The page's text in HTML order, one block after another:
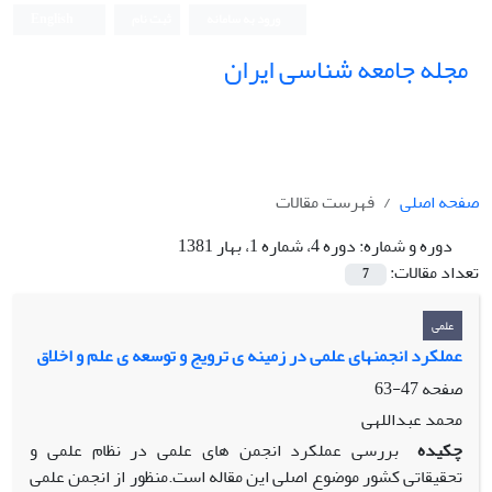
مجله جامعه شناسی ایران
صفحه اصلی
فهرست مقالات
دوره و شماره:دوره 4، شماره 1، بهار 1381
تعداد مقالات:
7
علمی
عملکرد انجمنهای علمی در زمینه ی ترویج و توسعه ی علم و اخلاق
صفحه47-63
محمد عبداللهی
چکیده بررسی عملکرد انجمن های علمی در نظام علمی و
تحقیقاتی کشور موضوع اصلی این مقاله است.منظور از انجمن علمی